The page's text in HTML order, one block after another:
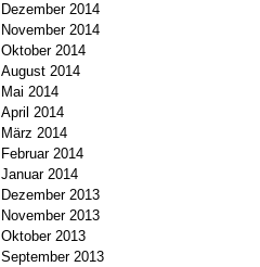
Dezember 2014
November 2014
Oktober 2014
August 2014
Mai 2014
April 2014
März 2014
Februar 2014
Januar 2014
Dezember 2013
November 2013
Oktober 2013
September 2013